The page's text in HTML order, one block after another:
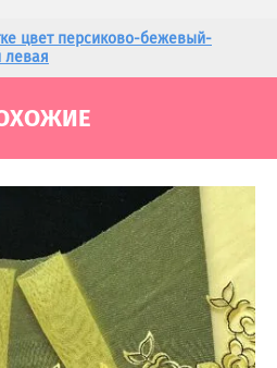
цвет персиково-бежевый-